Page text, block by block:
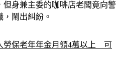
身兼主委的咖啡店老闆竟向警
鬧出糾紛。
勞保老年年金月領4萬以上　可